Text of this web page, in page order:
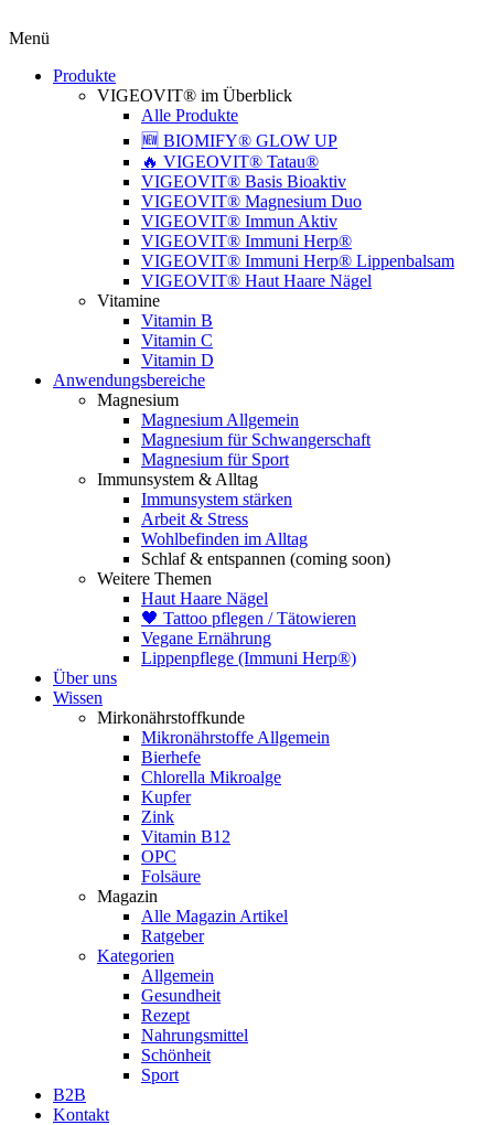
Menü
Produkte
VIGEOVIT® im Überblick
Alle Produkte
🆕 BIOMIFY® GLOW UP
🔥 VIGEOVIT® Tatau®
VIGEOVIT® Basis Bioaktiv
VIGEOVIT® Magnesium Duo
VIGEOVIT® Immun Aktiv
VIGEOVIT® Immuni Herp®
VIGEOVIT® Immuni Herp® Lippenbalsam
VIGEOVIT® Haut Haare Nägel
Vitamine
Vitamin B
Vitamin C
Vitamin D
Anwendungsbereiche
Magnesium
Magnesium Allgemein
Magnesium für Schwangerschaft
Magnesium für Sport
Immunsystem & Alltag
Immunsystem stärken
Arbeit & Stress
Wohlbefinden im Alltag
Schlaf & entspannen (coming soon)
Weitere Themen
Haut Haare Nägel
🖤 Tattoo pflegen / Tätowieren
Vegane Ernährung
Lippenpflege (Immuni Herp®)
Über uns
Wissen
Mirkonährstoffkunde
Mikronährstoffe Allgemein
Bierhefe
Chlorella Mikroalge
Kupfer
Zink
Vitamin B12
OPC
Folsäure
Magazin
Alle Magazin Artikel
Ratgeber
Kategorien
Allgemein
Gesundheit
Rezept
Nahrungsmittel
Schönheit
Sport
B2B
Kontakt